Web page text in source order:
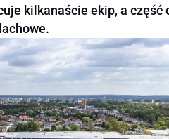
kilkanaście ekip, a część